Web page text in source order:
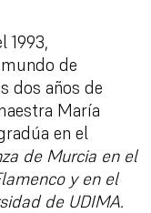
1993,
de
dos años de
María
en el
de Murcia en el
y en el
de UDIMA.